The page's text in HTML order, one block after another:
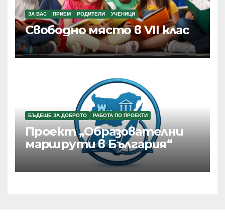
ЗА ВАС ПРИЕМ РОДИТЕЛИ УЧЕНИЦИ
Свободно място в VII клас
БЪДЕЩЕ ЗА ДОБРОТО РАБОТА ПО ПРОЕКТИ
Проект „Образователни
маршрути в България“